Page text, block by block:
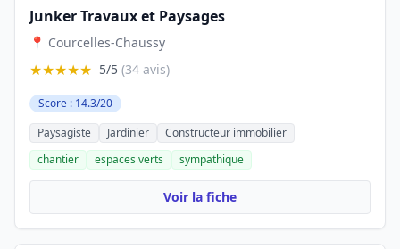
Junker Travaux et Paysages
📍 Courcelles-Chaussy
★★★★★ 5/5 (34 avis)
Score : 14.3/20
Paysagiste
Jardinier
Constructeur immobilier
chantier
espaces verts sympathique
Voir la fiche